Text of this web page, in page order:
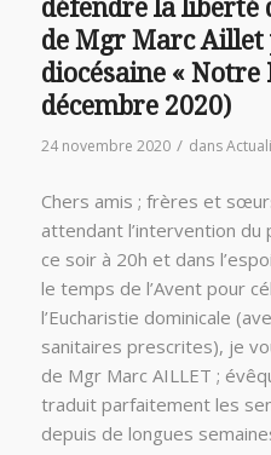
défendre la liberté
de Mgr Marc
diocésaine « Notre
décembre 2020)
24 novembre 2020 / dans
Chers amis ; frères et
attendant l’intervention
ce soir à 20h et dans
le temps de l’Avent pour
l’Eucharistie dominicale
sanitaires prescrites), je
de Mgr Marc AILLET ;
traduit parfaitement les
depuis de longues